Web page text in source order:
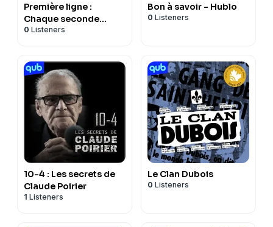
Première ligne :
Chaque seconde
compte - Le balado
0 Listeners
Bon à savoir - Hublo
0 Listeners
10-4 : Les secrets de
Claude Poirier
1 Listeners
Le Clan Dubois
0 Listeners